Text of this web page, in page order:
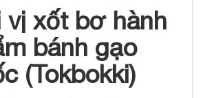
vị xốt bơ hành
bánh gạo
(Tokbokki)